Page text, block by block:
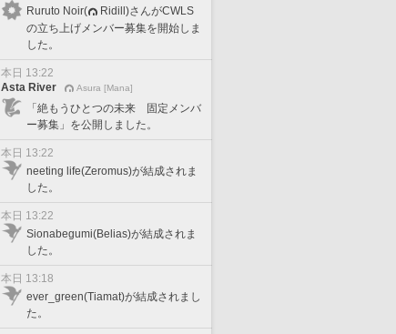
Ruruto Noir(
Ridill)さんがCWLS
の立ち上げメンバー募集を開始しま
した。
本日 13:22
Asta River
Asura [Mana]
「絶もうひとつの未来 固定メンバ
ー募集」を公開しました。
本日 13:22
neeting life(Zeromus)が結成されま
した。
本日 13:22
Sionabegumi(Belias)が結成されま
した。
本日 13:18
ever_green(Tiamat)が結成されまし
た。